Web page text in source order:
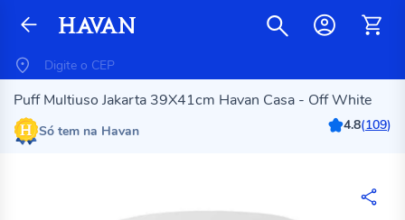
Puff Multiuso Jakarta 39X41cm Havan Casa - Off White
Só tem na Havan 4.8(109)